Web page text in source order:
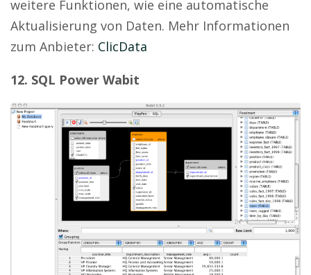
weitere Funktionen, wie eine automatische
Aktualisierung von Daten. Mehr Informationen
zum Anbieter: ClicData
12. SQL Power Wabit